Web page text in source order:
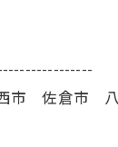
市 佐倉市